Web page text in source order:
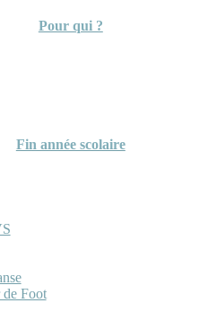
Pour qui ?
Fin année scolaire
Foot